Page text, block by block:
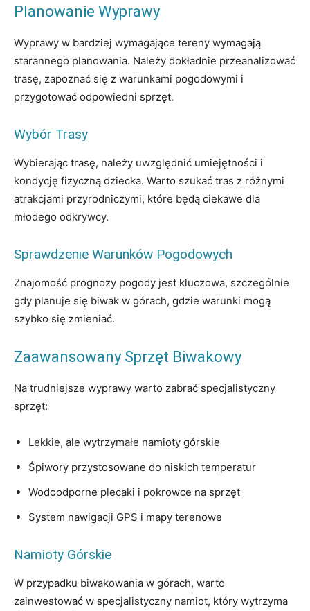
Planowanie Wyprawy
Wyprawy w bardziej wymagające tereny wymagają
starannego planowania. Należy dokładnie przeanalizować
trasę, zapoznać się z warunkami pogodowymi i
przygotować odpowiedni sprzęt.
Wybór Trasy
Wybierając trasę, należy uwzględnić umiejętności i
kondycję fizyczną dziecka. Warto szukać tras z różnymi
atrakcjami przyrodniczymi, które będą ciekawe dla
młodego odkrywcy.
Sprawdzenie Warunków Pogodowych
Znajomość prognozy pogody jest kluczowa, szczególnie
gdy planuje się biwak w górach, gdzie warunki mogą
szybko się zmieniać.
Zaawansowany Sprzęt Biwakowy
Na trudniejsze wyprawy warto zabrać specjalistyczny
sprzęt:
Lekkie, ale wytrzymałe namioty górskie
Śpiwory przystosowane do niskich temperatur
Wodoodporne plecaki i pokrowce na sprzęt
System nawigacji GPS i mapy terenowe
Namioty Górskie
W przypadku biwakowania w górach, warto
zainwestować w specjalistyczny namiot, który wytrzyma